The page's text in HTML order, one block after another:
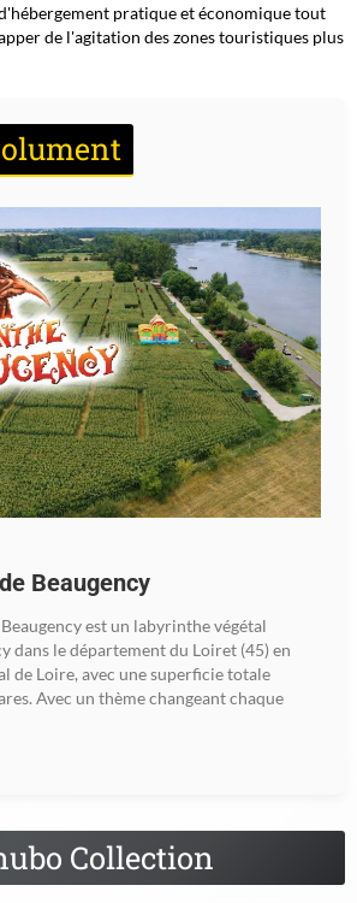
pratique et économique tout
de l'agitation des zones touristiques plus
Beaugency
est un labyrinthe végétal
dans le département du Loiret (45) en
de Loire, avec une superficie totale
Avec un thème changeant chaque
Collection